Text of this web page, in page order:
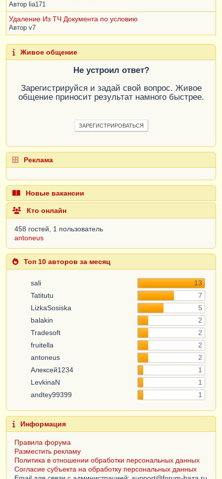
Автор lia171
Удаление Из ТЧ Документа по условию
Автор v7
Живое общение
Не устроил ответ?
Зарегистрируйся и задай свой вопрос. Живое
общение приносит результат намного быстрее.
ЗАРЕГИСТРИРОВАТЬСЯ
Реклама
Новые вакансии
Кто онлайн
458 гостей, 1 пользователь
antoneus
Топ 10 авторов за месяц
sali
13
Tatitutu
7
LizkaSosiska
5
balakin
2
Tradesoft
2
fruitella
2
antoneus
2
Алексей1234
1
LevkinaN
1
andtey99399
1
Информация
Правила форума
Разместить рекламу
Политика в отношении обработки персональных данных
Согласие субъекта на обработку персональных данных